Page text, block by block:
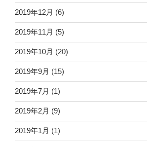
2019年12月 (6)
2019年11月 (5)
2019年10月 (20)
2019年9月 (15)
2019年7月 (1)
2019年2月 (9)
2019年1月 (1)